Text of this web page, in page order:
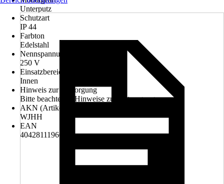
Unterputz
Schutzart
IP 44
Farbton
Edelstahl
Nennspannung
250 V
Einsatzbereich
Innen
Hinweis zur Entsorgung
Bitte beachte die Hinweise zur Entsorgung
AKN (Artikelkurznummer)
WJHH
EAN
4042811196639